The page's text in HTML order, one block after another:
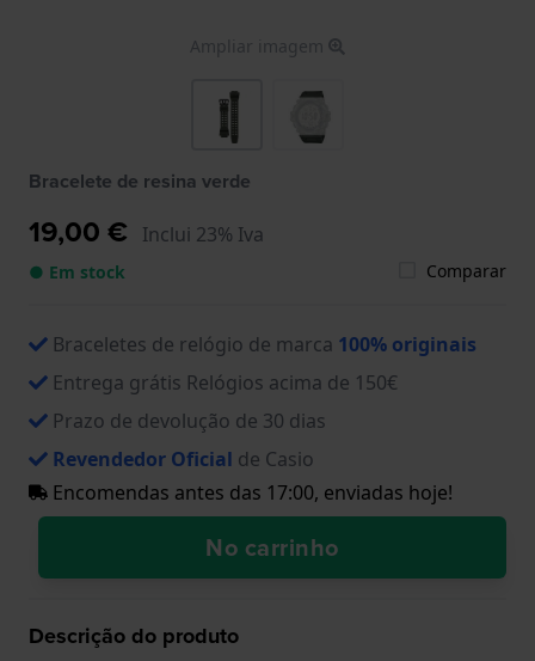
Ampliar imagem
Bracelete de resina verde
19,00 € Inclui 23% Iva
● Em stock Comparar
Braceletes de relógio de marca 100% originais
Entrega grátis Relógios acima de 150€
Prazo de devolução de 30 dias
Revendedor Oficial de Casio
Encomendas antes das 17:00, enviadas hoje!
No carrinho
Descrição do produto